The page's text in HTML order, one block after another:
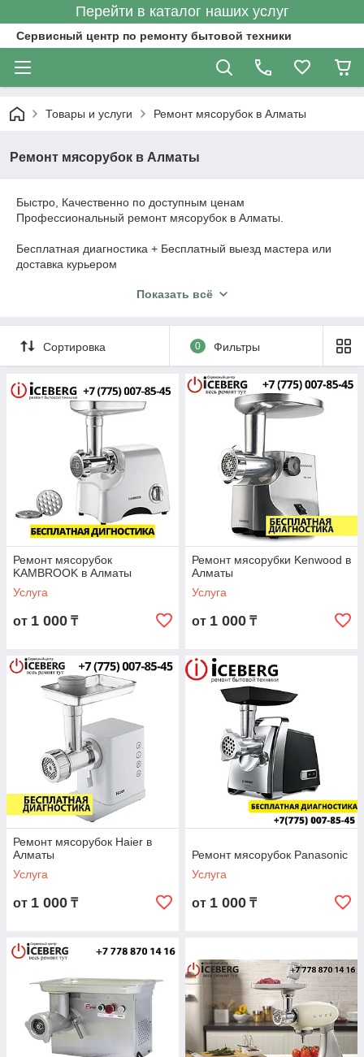
Перейти в каталог наших услуг
Сервисный центр по ремонту бытовой техники
Товары и услуги Ремонт мясорубок в Алматы
Ремонт мясорубок в Алматы
Быстро, Качественно по доступным ценам
Профессиональный ремонт мясорубок в Алматы.
Бесплатная диагностика + Бесплатный выезд мастера или
доставка курьером
Используем в своей работе только сертифицированные
Ремонтируем мясорубки в сервисном центре от 4000 тг
Даем гарантию на все работы и установленные запчасти –
Мы находимся по адресу Карасай батыра 185, работаем без
перерывов и выходных. Звоните, Бесплатная консультация
со специалистами +7 778 870 14 16
Показать всё
Сортировка 0 Фильтры
Ремонт мясорубок
KAMBROOK в Алматы
Услуга
от 1 000 ₸
Ремонт мясорубки Kenwood в
Алматы
Услуга
от 1 000 ₸
Ремонт мясорубок Haier в
Алматы
Услуга
от 1 000 ₸
Ремонт мясорубок Panasonic
Услуга
от 1 000 ₸